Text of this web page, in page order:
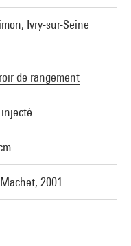
Ivry-sur-Seine
de rangement
2001